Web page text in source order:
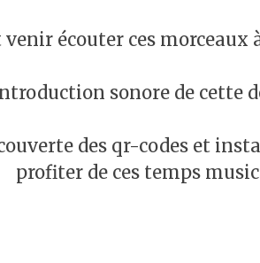
écouter ces morceaux
sonore de cette
des qr-codes et
profiter de ces temps